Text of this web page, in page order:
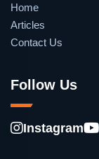
Home
Articles
Contact Us
Follow Us
Instagram